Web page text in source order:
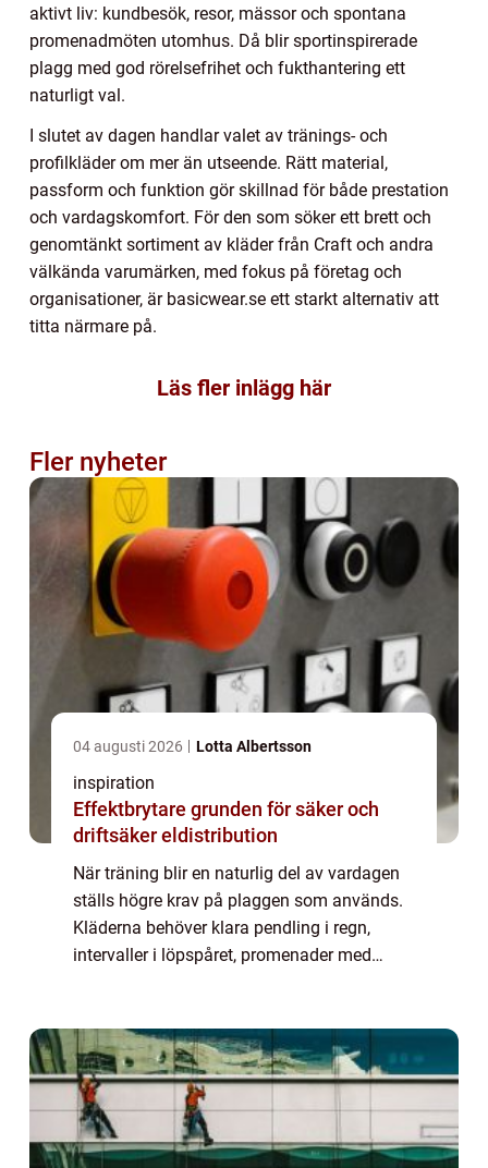
aktivt liv: kundbesök, resor, mässor och spontana
promenadmöten utomhus. Då blir sportinspirerade
plagg med god rörelsefrihet och fukthantering ett
naturligt val.
I slutet av dagen handlar valet av tränings- och
profilkläder om mer än utseende. Rätt material,
passform och funktion gör skillnad för både prestation
och vardagskomfort. För den som söker ett brett och
genomtänkt sortiment av kläder från Craft och andra
välkända varumärken, med fokus på företag och
organisationer, är basicwear.se ett starkt alternativ att
titta närmare på.
Läs fler inlägg här
Fler nyheter
04 augusti 2026 Lotta Albertsson
inspiration
Effektbrytare grunden för säker och
driftsäker eldistribution
När träning blir en naturlig del av vardagen
ställs högre krav på plaggen som används.
Kläderna behöver klara pendling i regn,
intervaller i löpspåret, promenader med
...